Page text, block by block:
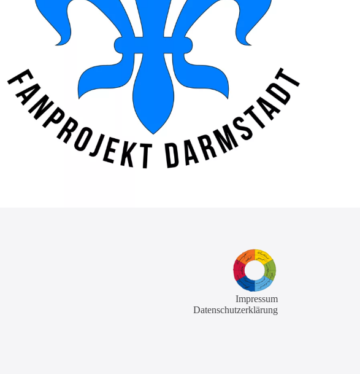
Impressum
Datenschutzerklärung